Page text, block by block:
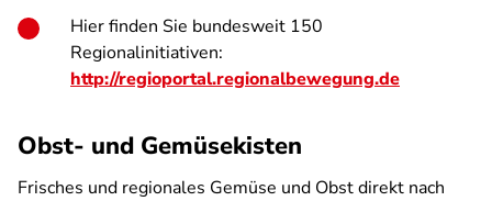
Hier finden Sie bundesweit 150
Regionalinitiativen:
http://regioportal.regionalbewegung.de
Obst- und Gemüsekisten
Frisches und regionales Gemüse und Obst direkt nach